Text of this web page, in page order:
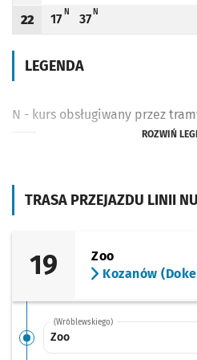
TRASA PRZEJAZDU LINII
19
Zoo
Kozanów
(Wróblewskiego)
Zoo
Godzina odjazdu
22
Odjazd
17
minut po godzinie 22
N N - KURS OBSŁUGIWANY PRZEZ
Odjazd
37
minut po godzinie
N
LEGENDA
N - kurs obsługiwany przez
ROZWIŃ